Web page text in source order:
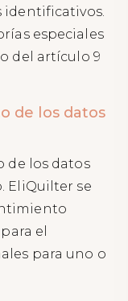
identificativos.
especiales
del artículo 9
de los datos
de los datos
EliQuilter se
el
para uno o